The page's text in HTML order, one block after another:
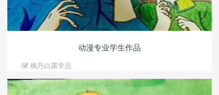
动漫专业学生作品
枫丹白露学员